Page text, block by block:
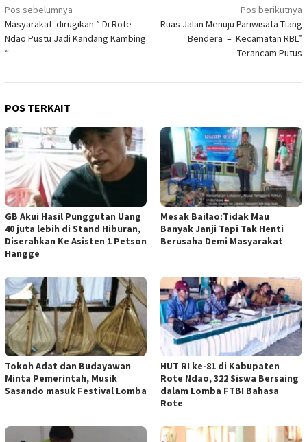
Navigasi
pos
Pos sebelumnya
Masyarakat dirugikan ” Di Rote
Ndao Pustu Jadi Kandang Kambing
“
Pos berikutnya
Ruas Jalan Menuju Pariwisata Tiang
Bendera – Kecamatan RBL”
Terancam Putus
POS TERKAIT
GB Akui Hasil Punggutan Uang
40 juta lebih di Stand Hiburan,
Diserahkan Ke Asisten 1 Petson
Hangge
Mesak Bailao:Tidak Mau
Banyak Janji Tapi Tak Henti
Berusaha Demi Masyarakat
Tokoh Adat dan Budayawan
Minta Pemerintah, Musik
Sasando masuk Festival Lomba
HUT RI ke-81 di Kabupaten
Rote Ndao, 322 Siswa Bersaing
dalam Lomba FTBI Bahasa
Rote